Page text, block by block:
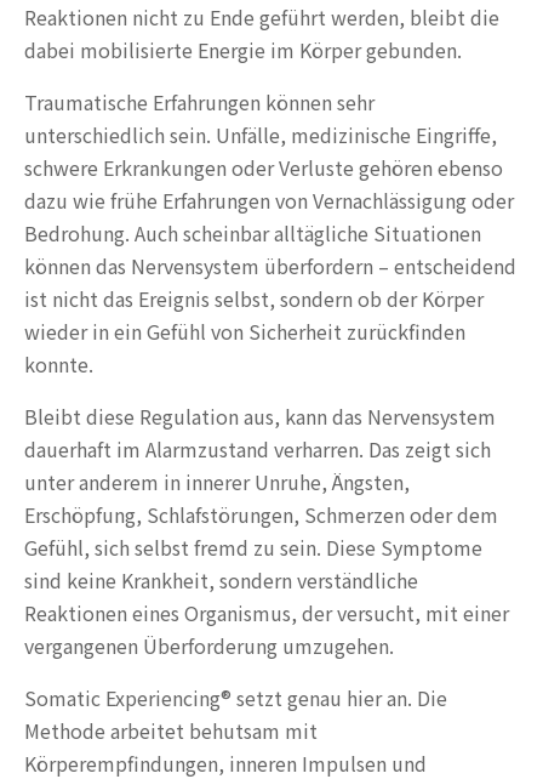
Reaktionen nicht zu Ende geführt werden, bleibt die
dabei mobilisierte Energie im Körper gebunden.
Traumatische Erfahrungen können sehr
unterschiedlich sein. Unfälle, medizinische Eingriffe,
schwere Erkrankungen oder Verluste gehören ebenso
dazu wie frühe Erfahrungen von Vernachlässigung oder
Bedrohung. Auch scheinbar alltägliche Situationen
können das Nervensystem überfordern – entscheidend
ist nicht das Ereignis selbst, sondern ob der Körper
wieder in ein Gefühl von Sicherheit zurückfinden
konnte.
Bleibt diese Regulation aus, kann das Nervensystem
dauerhaft im Alarmzustand verharren. Das zeigt sich
unter anderem in innerer Unruhe, Ängsten,
Erschöpfung, Schlafstörungen, Schmerzen oder dem
Gefühl, sich selbst fremd zu sein. Diese Symptome
sind keine Krankheit, sondern verständliche
Reaktionen eines Organismus, der versucht, mit einer
vergangenen Überforderung umzugehen.
Somatic Experiencing® setzt genau hier an. Die
Methode arbeitet behutsam mit
Körperempfindungen, inneren Impulsen und